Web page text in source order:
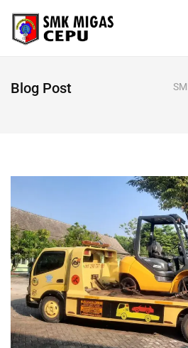
Blog Post